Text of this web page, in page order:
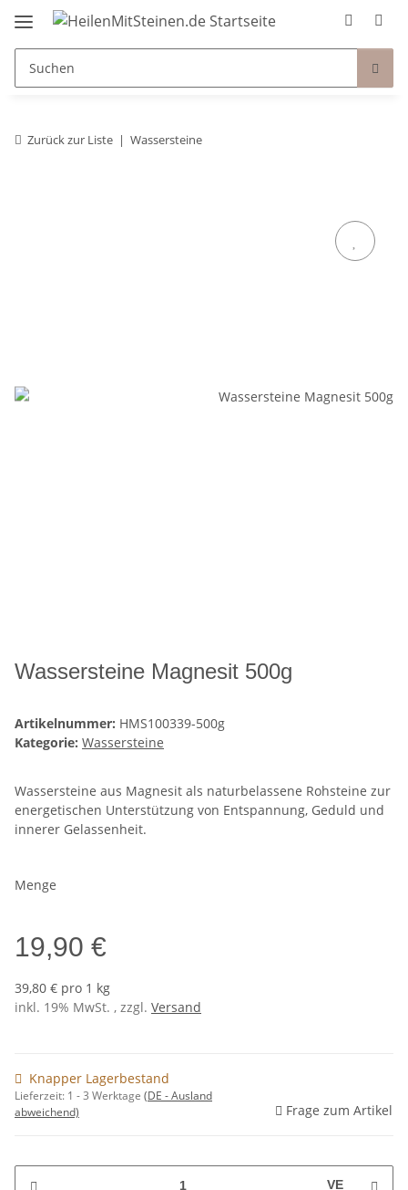
Zurück zur Liste Wassersteine
Wassersteine Magnesit 500g
Artikelnummer: HMS100339-500g
Kategorie: Wassersteine
Wassersteine aus Magnesit als naturbelassene Rohsteine zur
energetischen Unterstützung von Entspannung, Geduld und
innerer Gelassenheit.
Menge
19,90 €
39,80 € pro 1 kg
inkl. 19% MwSt. , zzgl. Versand
Knapper Lagerbestand
Lieferzeit: 1 - 3 Werktage (DE - Ausland
abweichend)
Frage zum Artikel
VE